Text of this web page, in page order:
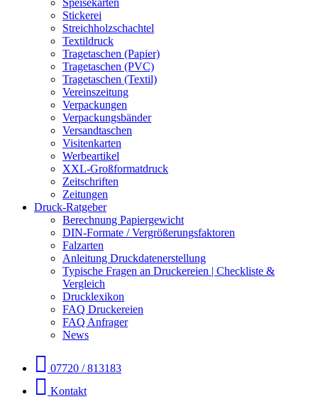
Speisekarten
Stickerei
Streichholzschachtel
Textildruck
Tragetaschen (Papier)
Tragetaschen (PVC)
Tragetaschen (Textil)
Vereinszeitung
Verpackungen
Verpackungsbänder
Versandtaschen
Visitenkarten
Werbeartikel
XXL-Großformatdruck
Zeitschriften
Zeitungen
Druck-Ratgeber
Berechnung Papiergewicht
DIN-Formate / Vergrößerungsfaktoren
Falzarten
Anleitung Druckdatenerstellung
Typische Fragen an Druckereien | Checkliste &
Vergleich
Drucklexikon
FAQ Druckereien
FAQ Anfrager
News
07720 / 813183
Kontakt